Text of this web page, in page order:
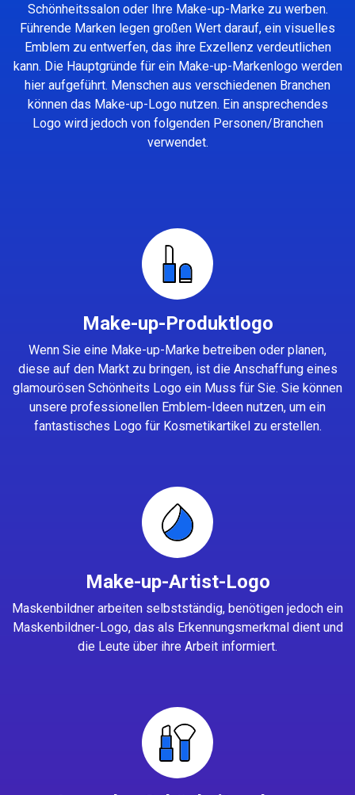
Schönheitssalon oder Ihre Make-up-Marke zu werben.
Führende Marken legen großen Wert darauf, ein visuelles
Emblem zu entwerfen, das ihre Exzellenz verdeutlichen
kann. Die Hauptgründe für ein Make-up-Markenlogo werden
hier aufgeführt. Menschen aus verschiedenen Branchen
können das Make-up-Logo nutzen. Ein ansprechendes
Logo wird jedoch von folgenden Personen/Branchen
verwendet.
Make-up-Produktlogo
Wenn Sie eine Make-up-Marke betreiben oder planen,
diese auf den Markt zu bringen, ist die Anschaffung eines
glamourösen Schönheits Logo ein Muss für Sie. Sie können
unsere professionellen Emblem-Ideen nutzen, um ein
fantastisches Logo für Kosmetikartikel zu erstellen.
Make-up-Artist-Logo
Maskenbildner arbeiten selbstständig, benötigen jedoch ein
Maskenbildner-Logo, das als Erkennungsmerkmal dient und
die Leute über ihre Arbeit informiert.